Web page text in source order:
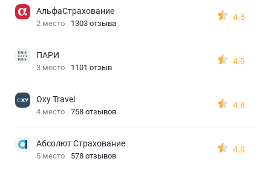
АльфаСтрахование
2 место 1303 отзыва
4.8
ПАРИ
3 место 1101 отзыв
4.9
Oxy Travel
4 место 758 отзывов
4.8
Абсолют Страхование
5 место 578 отзывов
4.9